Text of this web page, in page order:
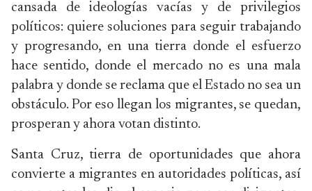
cansada de ideologías vacías y de privilegios
políticos: quiere soluciones para seguir trabajando
y progresando, en una tierra donde el esfuerzo
hace sentido, donde el mercado no es una mala
palabra y donde se reclama que el Estado no sea un
obstáculo. Por eso llegan los migrantes, se quedan,
prosperan y ahora votan distinto.
Santa Cruz, tierra de oportunidades que ahora
convierte a migrantes en autoridades políticas, así